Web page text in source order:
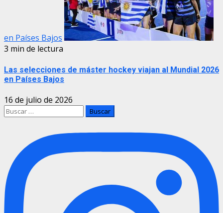
en Países Bajos
3 min de lectura
Las selecciones de máster hockey viajan al Mundial 2026
en Países Bajos
16 de julio de 2026
Buscar: